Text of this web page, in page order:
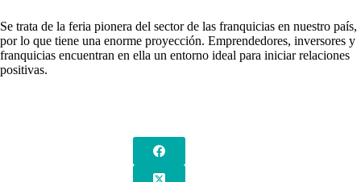
Se trata de la feria pionera del sector de las franquicias en nuestro país,
por lo que tiene una enorme proyección. Emprendedores, inversores y
franquicias encuentran en ella un entorno ideal para iniciar relaciones
positivas.